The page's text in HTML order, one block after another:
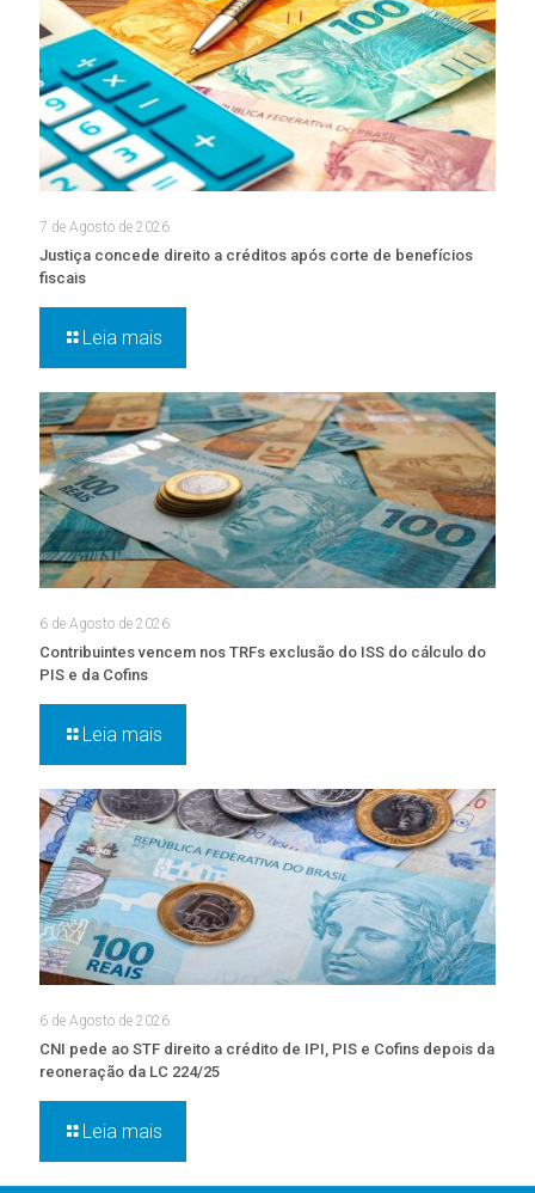
7 de Agosto de 2026
Justiça concede direito a créditos após corte de benefícios
fiscais
Leia mais
6 de Agosto de 2026
Contribuintes vencem nos TRFs exclusão do ISS do cálculo do
PIS e da Cofins
Leia mais
6 de Agosto de 2026
CNI pede ao STF direito a crédito de IPI, PIS e Cofins depois da
reoneração da LC 224/25
Leia mais